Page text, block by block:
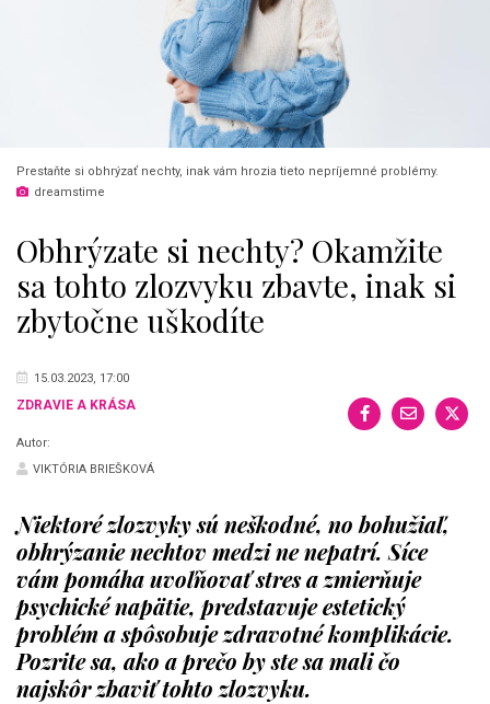
Prestaňte si obhrýzať nechty, inak vám hrozia tieto nepríjemné problémy.
dreamstime
Obhrýzate si nechty? Okamžite
sa tohto zlozvyku zbavte, inak si
zbytočne uškodíte
15.03.2023, 17:00
ZDRAVIE A KRÁSA
Autor:
VIKTÓRIA BRIEŠKOVÁ
Niektoré zlozvyky sú neškodné, no bohužiaľ,
obhrýzanie nechtov medzi ne nepatrí. Síce
vám pomáha uvoľňovať stres a zmierňuje
psychické napätie, predstavuje estetický
problém a spôsobuje zdravotné komplikácie.
Pozrite sa, ako a prečo by ste sa mali čo
najskôr zbaviť tohto zlozvyku.